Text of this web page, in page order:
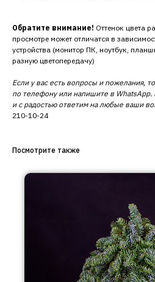
Обратите внимание! Оттенок цвета
просмотре может отличатся в
устройства (монитор ПК, ноутбук,
разную цветопередачу)
Если у вас есть вопросы и пожелания,
по телефону или напишите в WhatsApp.
и с радостью ответим на любые ваши
210-10-24
Посмотрите также